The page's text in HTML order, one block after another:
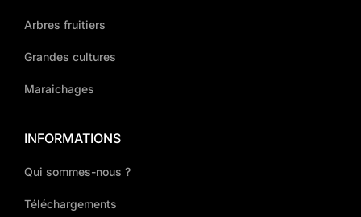
Arbres fruitiers
Grandes cultures
Maraichages
INFORMATIONS
Qui sommes-nous ?
Téléchargements